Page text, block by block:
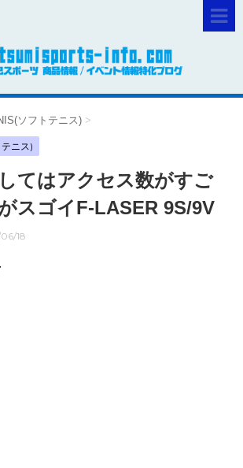
ソフトテニス) >
ニス)
てはアクセス数がすご
スゴイF-LASER 9S/9V
18